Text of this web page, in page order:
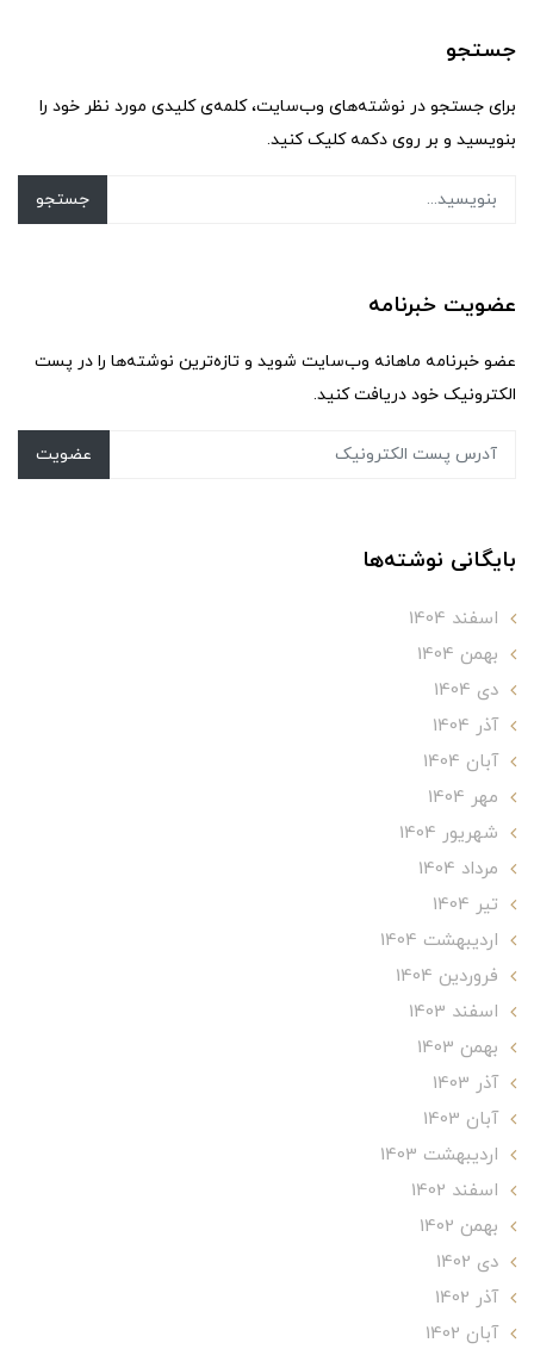
جستجو
برای جستجو در نوشته‌های وب‌سایت، کلمه‌ی کلیدی مورد نظر خود را
بنویسید و بر روی دکمه کلیک کنید.
جستجو
عضویت خبرنامه
عضو خبرنامه ماهانه وب‌سایت شوید و تازه‌ترین نوشته‌ها را در پست
الکترونیک خود دریافت کنید.
عضویت
بایگانی نوشته‌ها
اسفند 1404
بهمن 1404
دی 1404
آذر 1404
آبان 1404
مهر 1404
شهریور 1404
مرداد 1404
تير 1404
ارديبهشت 1404
فروردین 1404
اسفند 1403
بهمن 1403
آذر 1403
آبان 1403
ارديبهشت 1403
اسفند 1402
بهمن 1402
دی 1402
آذر 1402
آبان 1402